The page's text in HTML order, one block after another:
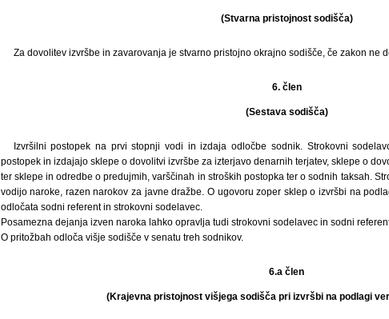
(Stvarna pristojnost sodišča)
Za dovolitev izvršbe in zavarovanja je stvarno pristojno okrajno sodišče, če zakon ne
6. člen
(Sestava sodišča)
Izvršilni postopek na prvi stopnji vodi in izdaja odločbe sodnik. Strokovni
postopek in izdajajo sklepe o dovolitvi izvršbe za izterjavo denarnih terjatev, sklepe o
ter sklepe in odredbe o predujmih, varščinah in stroških postopka ter o sodnih taksah.
vodijo naroke, razen narokov za javne dražbe. O ugovoru zoper sklep o izvršbi na
odločata sodni referent in strokovni sodelavec.
Posamezna dejanja izven naroka lahko opravlja tudi strokovni sodelavec in sodni
O pritožbah odloča višje sodišče v senatu treh sodnikov.
6.a člen
(Krajevna pristojnost višjega sodišča pri izvršbi na podlagi